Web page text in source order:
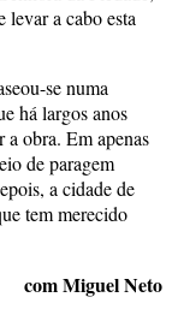
levar a cabo esta
se numa
há largos anos
a obra. Em apenas
de paragem
a cidade de
tem merecido
com Miguel Neto